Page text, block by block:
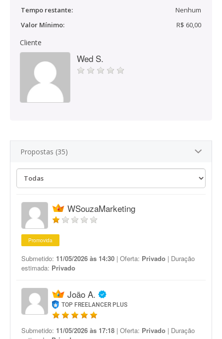
Tempo restante:
Nenhum
Valor Mínimo:
R$ 60,00
Cliente
Wed S.
Propostas (35)
WSouzaMarketing
Promovida
Submetido: 11/05/2026 às 14:30 | Oferta: Privado | Duração
estimada: Privado
João A.
TOP FREELANCER PLUS
Submetido: 11/05/2026 às 17:18 | Oferta: Privado | Duração